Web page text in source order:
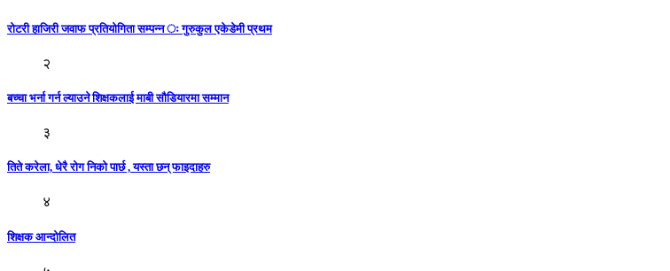
रोटरी हाजिरी जवाफ प्रतियोगिता सम्पन्न ः गुरुकुल एकेडेमी प्रथम
२
बच्चा भर्ना गर्न ल्याउने शिक्षकलाई माबी सौडियारमा सम्मान
३
तिते करेला, धेरै रोग निको पार्छ , यस्ता छन् फाइदाहरु
४
शिक्षक आन्दोलित